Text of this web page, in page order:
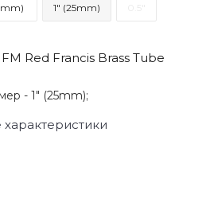
mm) 1" (25mm)
Red Francis Brass Tube
- 1" (25mm);
характеристики